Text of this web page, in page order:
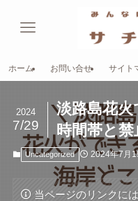
ホーム お問い合せ サイト
淡路島花
時間帯と
2024
7/29
Uncategorized 2024年7月
当ページのリンクに